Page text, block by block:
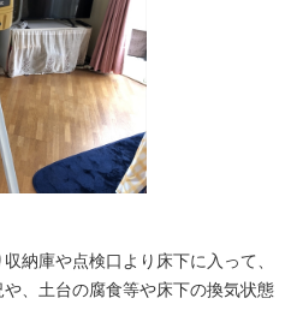
納庫や点検口より床下に入って、
、土台の腐食等や床下の換気状態